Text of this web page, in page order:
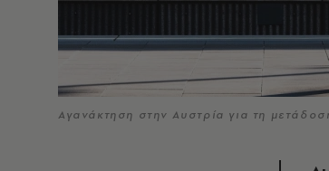
Αγανάκτηση στην Αυστρία για τη